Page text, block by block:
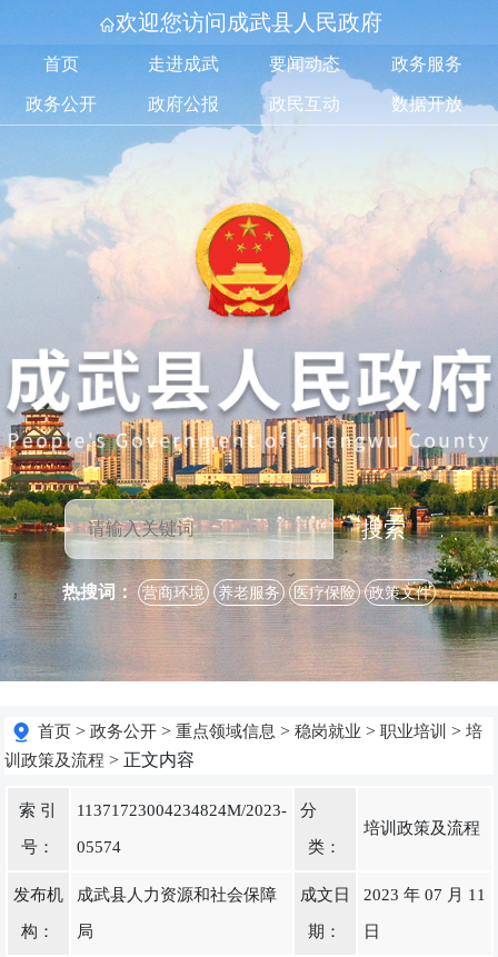
欢迎您访问成武县人民政府
首页 走进成武 要闻动态 政务服务
政务公开 政府公报 政民互动 数据开放
搜索
热搜词： 营商环境 养老服务 医疗保险 政策文件
首页 >政务公开 >重点领域信息 >稳岗就业 >职业培训 >培
训政策及流程 > 正文内容
索 引
号：
11371723004234824M/2023-
05574
分
类：
培训政策及流程
发布机
构：
成武县人力资源和社会保障
局
成文日
期：
2023 年 07 月 11
日